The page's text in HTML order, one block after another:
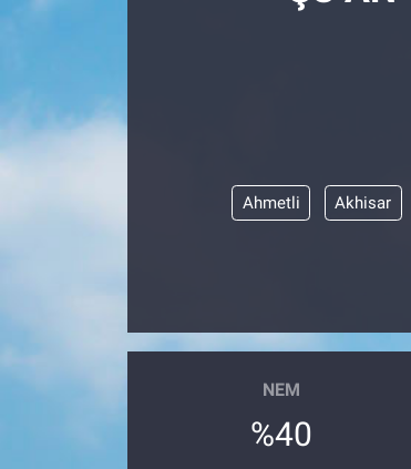
Ahmetli Akhisar
NEM
%40
Resmi İlanlar